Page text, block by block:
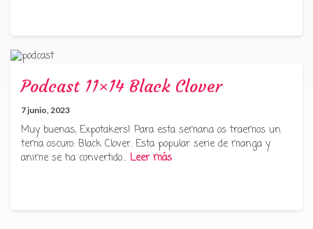
Podcast 11×14 Black Clover
7 junio, 2023
Muy buenas, Expotakers! Para esta semana os traemos un
tema oscuro: Black Clover. Esta popular serie de manga y
anime se ha convertido… Leer más